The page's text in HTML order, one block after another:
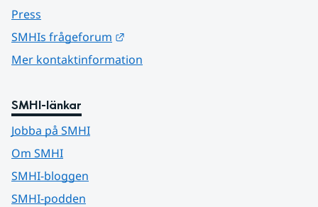
Press
SMHIs frågeforum
Mer kontaktinformation
SMHI-länkar
Jobba på SMHI
Om SMHI
SMHI-bloggen
SMHI-podden